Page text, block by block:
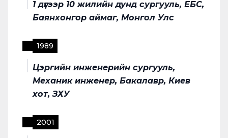
1 дүгээр 10 жилийн дунд сургууль, ЕБС,
Баянхонгор аймаг, Монгол Улс
1989
Цэргийн инженерийн сургууль,
Механик инженер, Бакалавр, Киев
хот, ЗХУ
2001